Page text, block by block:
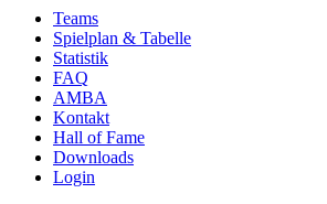
Teams
Spielplan & Tabelle
Statistik
FAQ
AMBA
Kontakt
Hall of Fame
Downloads
Login